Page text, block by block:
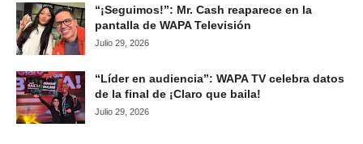
“¡Seguimos!”: Mr. Cash reaparece en la
pantalla de WAPA Televisión
Julio 29, 2026
“Líder en audiencia”: WAPA TV celebra datos
de la final de ¡Claro que baila!
Julio 29, 2026